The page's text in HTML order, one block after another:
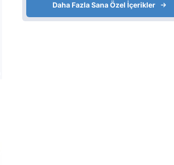
Daha Fazla Sana Özel İçerikler